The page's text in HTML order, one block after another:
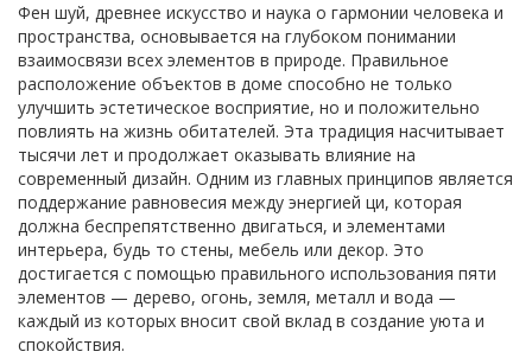
Фен шуй, древнее искусство и наука о гармонии человека и
пространства, основывается на глубоком понимании
взаимосвязи всех элементов в природе. Правильное
расположение объектов в доме способно не только
улучшить эстетическое восприятие, но и положительно
повлиять на жизнь обитателей. Эта традиция насчитывает
тысячи лет и продолжает оказывать влияние на
современный дизайн. Одним из главных принципов является
поддержание равновесия между энергией ци, которая
должна беспрепятственно двигаться, и элементами
интерьера, будь то стены, мебель или декор. Это
достигается с помощью правильного использования пяти
элементов — дерево, огонь, земля, металл и вода —
каждый из которых вносит свой вклад в создание уюта и
спокойствия.